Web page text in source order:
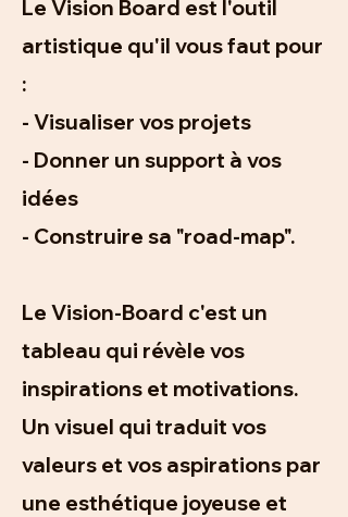
Le Vision Board est l'outil
artistique qu'il vous faut pour
:
- Visualiser vos projets
- Donner un support à vos
idées
- Construire sa "road-map".
Le Vision-Board c'est un
tableau qui révèle vos
inspirations et motivations.
Un visuel qui traduit vos
valeurs et vos aspirations par
une esthétique joyeuse et